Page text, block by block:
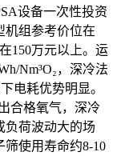
设备一次性投资
机组参考价位在
150万元以上。运
Nm³O₂，深冷法
电耗优势明显。
合格氧气，深冷
负荷波动大的场
筛使用寿命约8-10